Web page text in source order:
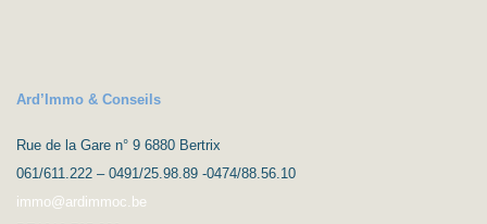
Ard’Immo & Conseils
Rue de la Gare n° 9 6880 Bertrix
061/611.222 – 0491/25.98.89 -0474/88.56.10
immo@ardimmoc.be